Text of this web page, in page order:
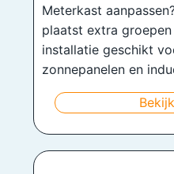
Meterkast
plaatst extra
installatie geschikt
zonnepanelen en